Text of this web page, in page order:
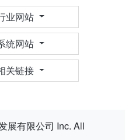
业网站
统网站
关链接
展有限公司 Inc. All